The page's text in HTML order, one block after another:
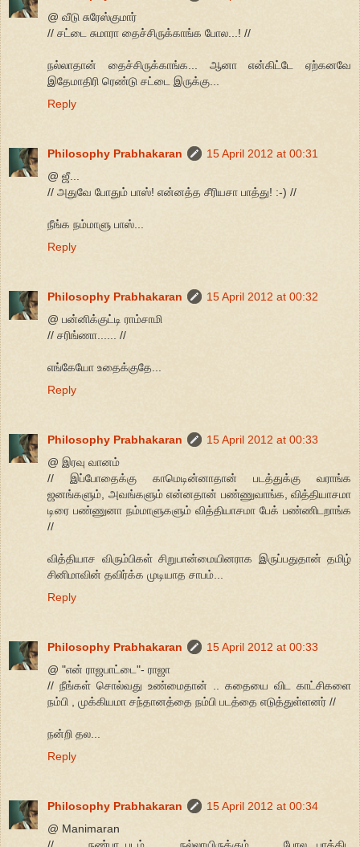
@ வீடு சுரேஸ்குமார்
// சட்டை சுமாரா தைச்சிருக்காங்க போல...! //
நல்லாதான் தைச்சிருக்காங்க... ஆனா என்கிட்டே ஏற்கனவே
இதேமாதிரி ரெண்டு சட்டை இருக்கு...
Reply
Philosophy Prabhakaran
15 April 2012 at 00:31
@ ஜீ...
// அதுவே போதும் பாஸ்! என்னத்த சீரியசா பாத்து! :-) //
நீங்க நம்மாளு பாஸ்...
Reply
Philosophy Prabhakaran
15 April 2012 at 00:32
@ பன்னிக்குட்டி ராம்சாமி
// சரிங்ணா...... //
எங்கேயோ உதைக்குதே...
Reply
Philosophy Prabhakaran
15 April 2012 at 00:33
@ இரவு வானம்
// இப்போதைக்கு காமெடின்னாதான் படத்துக்கு வராங்க
ஜனங்களும், அவங்களும் என்னதான் பண்ணுவாங்க, வித்தியாசமா
டிரை பண்ணுனா நம்மாளுகளும் வித்தியாசமா பேக் பண்ணிடறாங்க
//
வித்தியாச விரும்பிகள் சிறுபான்மையினராக இருப்பதுதான் தமிழ்
சினிமாவின் தவிர்க்க முடியாத சாபம்...
Reply
Philosophy Prabhakaran
15 April 2012 at 00:33
@ "என் ராஜபாட்டை"- ராஜா
// நீங்கள் சொல்வது உண்மைதான் .. கதையை விட காட்சிகளை
நம்பி , முக்கியமா சந்தானத்தை நம்பி படத்தை எடுத்துள்ளனர் //
நன்றி தல...
Reply
Philosophy Prabhakaran
15 April 2012 at 00:34
@ Manimaran